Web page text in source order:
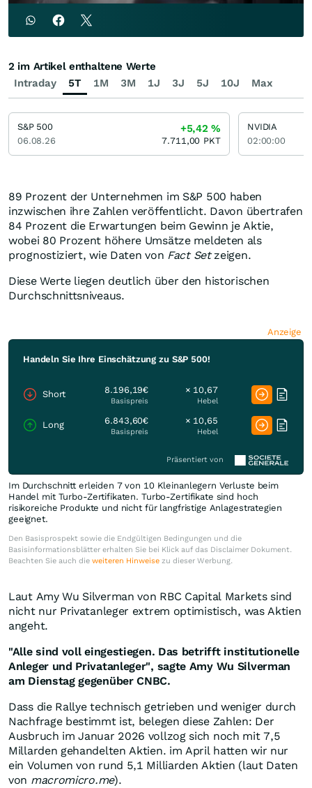
89 Prozent der Unternehmen im S&P 500 haben
inzwischen ihre Zahlen veröffentlicht. Davon übertrafen
84 Prozent die Erwartungen beim Gewinn je Aktie,
wobei 80 Prozent höhere Umsätze meldeten als
prognostiziert, wie Daten von Fact Setzeigen.
Diese Werte liegen deutlich über den historischen
Durchschnittsniveaus.
Anzeige
Handeln Sie Ihre Einschätzung zu S&P 500!
Short 8.196,19€
Basispreis
× 10,67
Hebel
Long 6.843,60€
Basispreis
× 10,65
Hebel
Präsentiert von
Im Durchschnitt erleiden 7 von 10 Kleinanlegern Verluste beim
Handel mit Turbo-Zertifikaten. Turbo-Zertifikate sind hoch
risikoreiche Produkte und nicht für langfristige Anlagestrategien
geeignet.
Den Basisprospekt sowie die Endgültigen Bedingungen und die
Basisinformationsblätter erhalten Sie bei Klick auf das Disclaimer Dokument.
Beachten Sie auch die weiteren Hinweise zu dieser Werbung.
Laut Amy Wu Silverman von RBC Capital Markets sind
nicht nur Privatanleger extrem optimistisch, was Aktien
angeht.
"Alle sind voll eingestiegen. Das betrifft institutionelle
Anleger und Privatanleger", sagte Amy Wu Silverman
am Dienstag gegenüber CNBC.
Dass die Rallye technisch getrieben und weniger durch
Nachfrage bestimmt ist, belegen diese Zahlen: Der
Ausbruch im Januar 2026 vollzog sich noch mit 7,5
Millarden gehandelten Aktien. im April hatten wir nur
ein Volumen von rund 5,1 Milliarden Aktien (laut Daten
von macromicro.me).
Intraday 5T 1M 3M 1J 3J 5J 10J Max
2 im Artikel enthaltene Werte
S&P 500
06.08.26
+5,42%
7.711,00 PKT
NVIDIA
02:00:00